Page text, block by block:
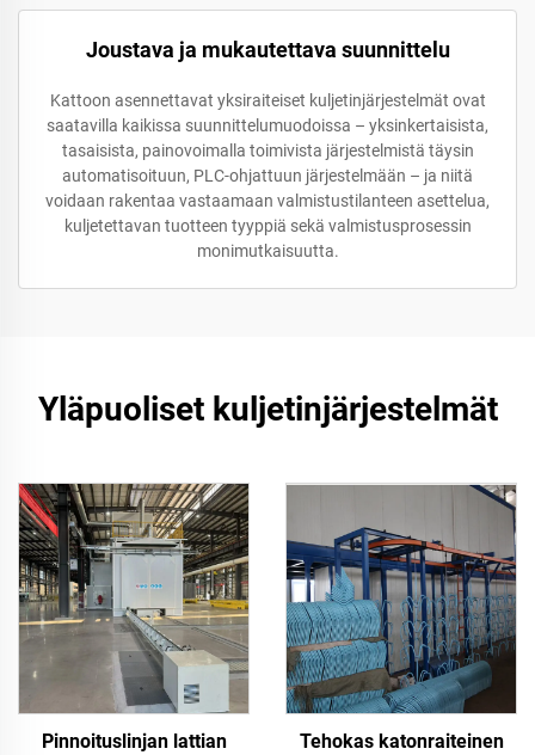
Joustava ja mukautettava suunnittelu
Kattoon asennettavat yksiraiteiset kuljetinjärjestelmät ovat
saatavilla kaikissa suunnittelumuodoissa – yksinkertaisista,
tasaisista, painovoimalla toimivista järjestelmistä täysin
automatisoituun, PLC-ohjattuun järjestelmään – ja niitä
voidaan rakentaa vastaamaan valmistustilanteen asettelua,
kuljetettavan tuotteen tyyppiä sekä valmistusprosessin
monimutkaisuutta.
Yläpuoliset kuljetinjärjestelmät
Pinnoituslinjan lattian
Tehokas katonraiteinen